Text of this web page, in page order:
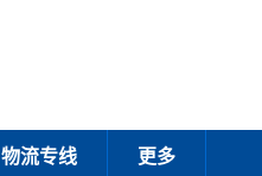
物流专线 更多